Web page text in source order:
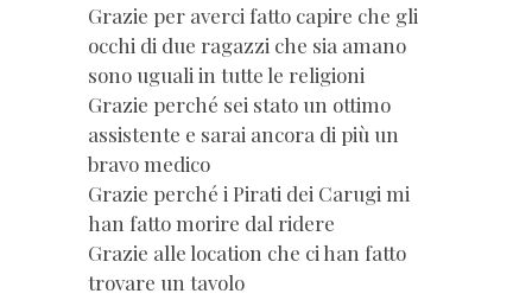
Grazie per averci fatto capire che gli
occhi di due ragazzi che sia amano
sono uguali in tutte le religioni
Grazie perché sei stato un ottimo
assistente e sarai ancora di più un
bravo medico
Grazie perché i Pirati dei Carugi mi
han fatto morire dal ridere
Grazie alle location che ci han fatto
trovare un tavolo